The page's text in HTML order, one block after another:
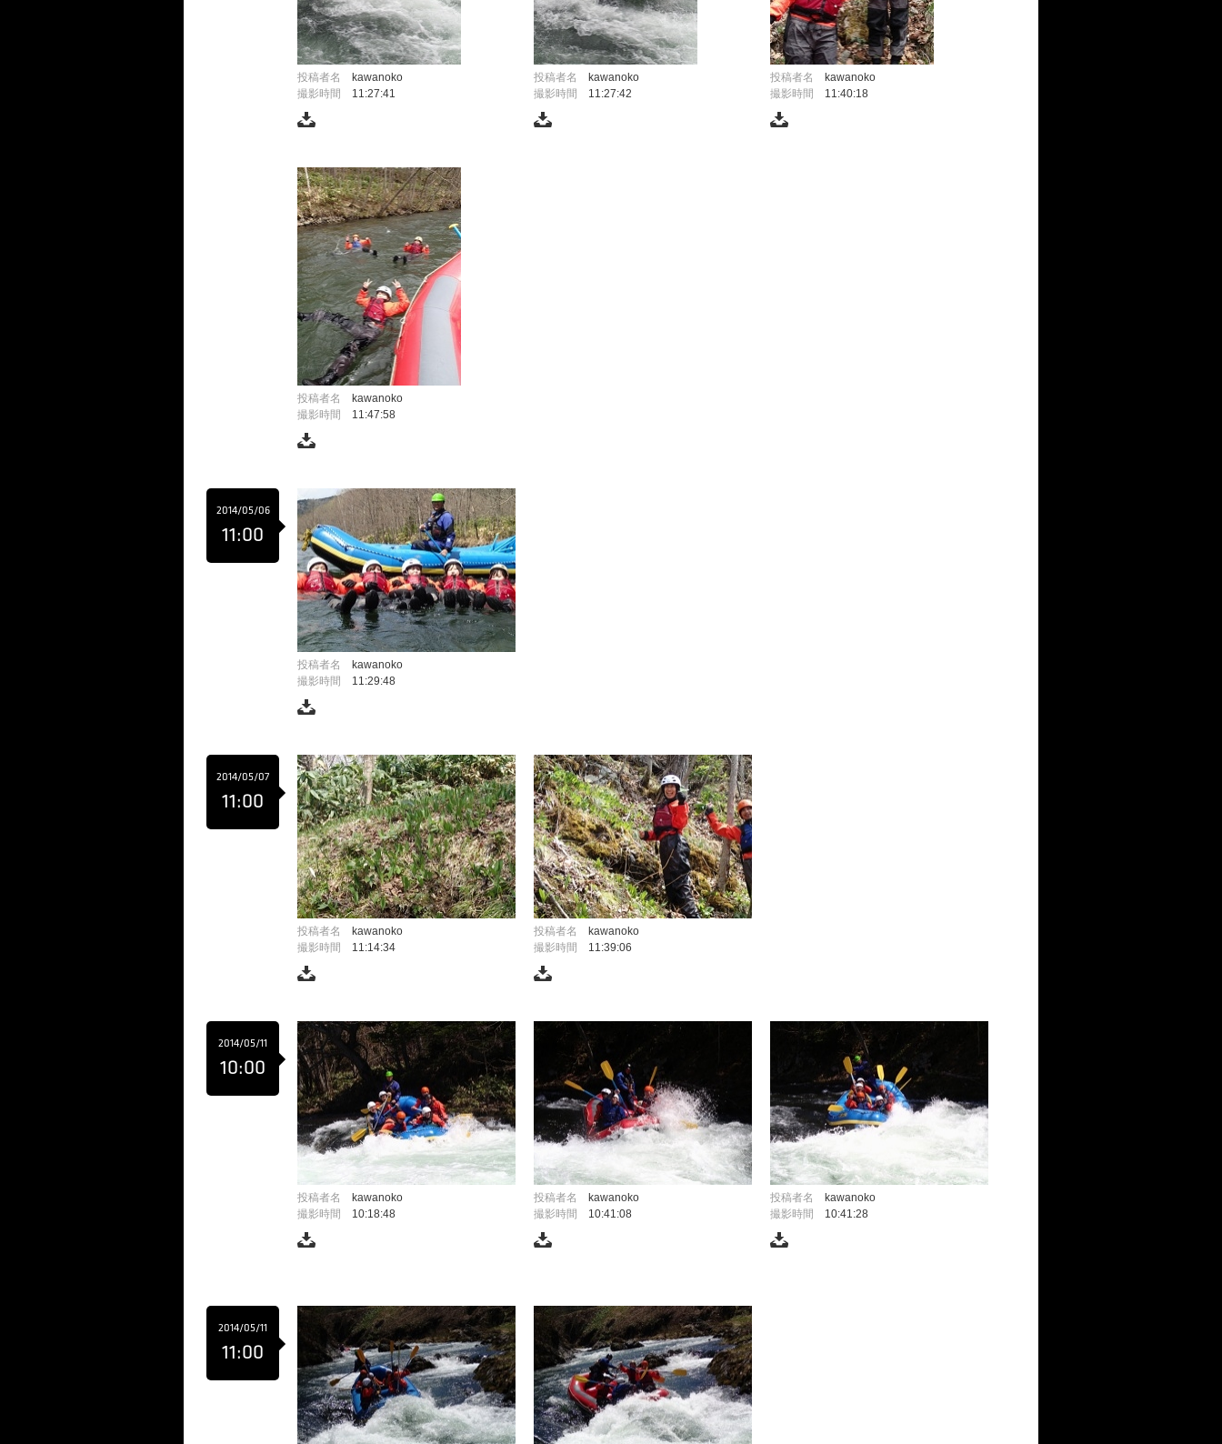
投稿者名
kawanoko
撮影時間
11:27:41
投稿者名
kawanoko
撮影時間
11:27:42
投稿者名
kawanoko
撮影時間
11:40:18
投稿者名
kawanoko
撮影時間
11:47:58
2014/05/06
11:00
投稿者名
kawanoko
撮影時間
11:29:48
2014/05/07
11:00
投稿者名
kawanoko
撮影時間
11:14:34
投稿者名
kawanoko
撮影時間
11:39:06
2014/05/11
10:00
投稿者名
kawanoko
撮影時間
10:18:48
投稿者名
kawanoko
撮影時間
10:41:08
投稿者名
kawanoko
撮影時間
10:41:28
2014/05/11
11:00